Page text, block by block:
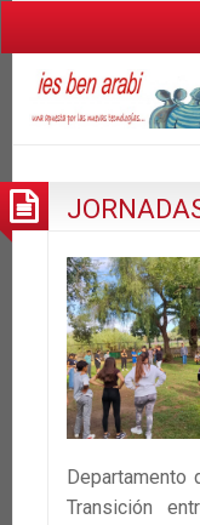
Departamento
Transición